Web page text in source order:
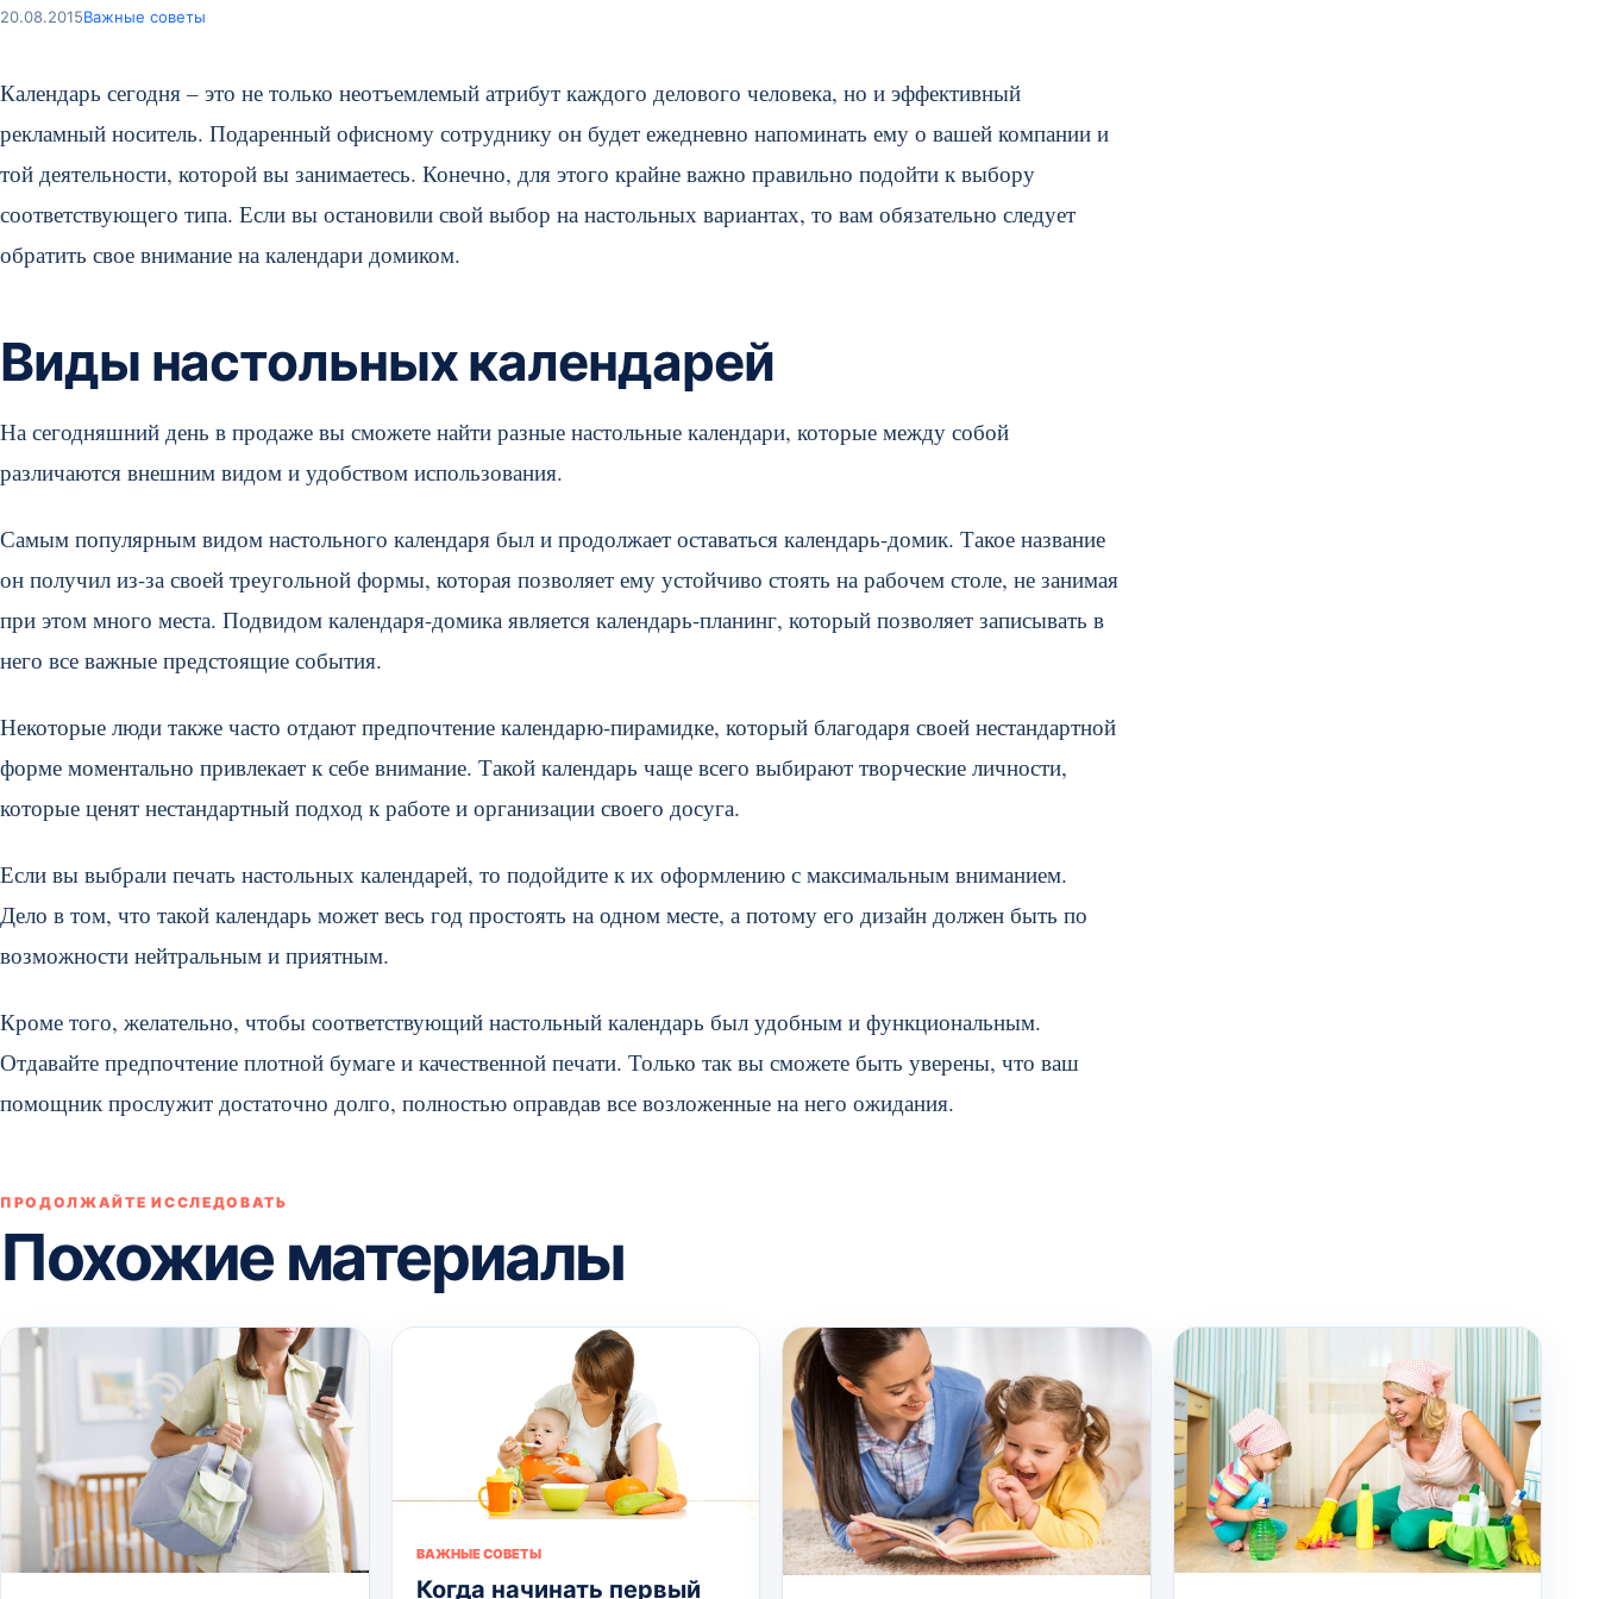
20.08.2015Важные советы
Календарь сегодня – это не только неотъемлемый атрибут каждого делового человека, но и эффективный
рекламный носитель. Подаренный офисному сотруднику он будет ежедневно напоминать ему о вашей компании и
той деятельности, которой вы занимаетесь. Конечно, для этого крайне важно правильно подойти к выбору
соответствующего типа. Если вы остановили свой выбор на настольных вариантах, то вам обязательно следует
обратить свое внимание на календари домиком.
Виды настольных календарей
На сегодняшний день в продаже вы сможете найти разные настольные календари, которые между собой
различаются внешним видом и удобством использования.
Самым популярным видом настольного календаря был и продолжает оставаться календарь-домик. Такое название
он получил из-за своей треугольной формы, которая позволяет ему устойчиво стоять на рабочем столе, не занимая
при этом много места. Подвидом календаря-домика является календарь-планинг, который позволяет записывать в
него все важные предстоящие события.
Некоторые люди также часто отдают предпочтение календарю-пирамидке, который благодаря своей нестандартной
форме моментально привлекает к себе внимание. Такой календарь чаще всего выбирают творческие личности,
которые ценят нестандартный подход к работе и организации своего досуга.
Если вы выбрали печать настольных календарей, то подойдите к их оформлению с максимальным вниманием.
Дело в том, что такой календарь может весь год простоять на одном месте, а потому его дизайн должен быть по
возможности нейтральным и приятным.
Кроме того, желательно, чтобы соответствующий настольный календарь был удобным и функциональным.
Отдавайте предпочтение плотной бумаге и качественной печати. Только так вы сможете быть уверены, что ваш
помощник прослужит достаточно долго, полностью оправдав все возложенные на него ожидания.
ПРОДОЛЖАЙТЕ ИССЛЕДОВАТЬ
Похожие материалы
ВАЖНЫЕ СОВЕТЫ
Когда начинать первый